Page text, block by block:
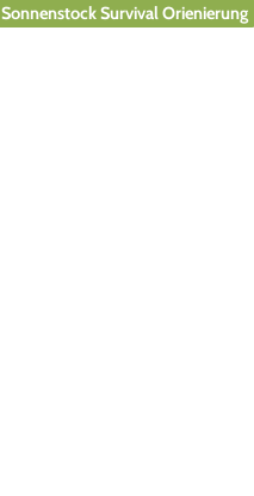
Sonnenstock Survival Orienierung